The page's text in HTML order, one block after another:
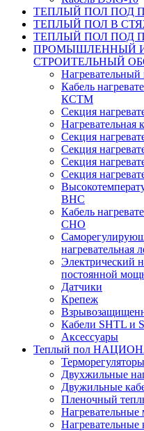
ТЕПЛЫЙ ПОЛ ПОД
ТЕПЛЫЙ ПОЛ В
ТЕПЛЫЙ ПОЛ ПОД
ПРОМЫШЛЕННЫЙ
СТРОИТЕЛЬНЫЙ
Кабель
КСТМ
Секция
Нагревательная
Секция
Секция
Секция
Секция
ВНС
Кабель
СНО
нагревательная
Электрический
постоянной
Датчики
Крепеж
Кабели SHTL и
Аксессуары
Теплый пол
Двухжильные
Двужильные
Пленочный